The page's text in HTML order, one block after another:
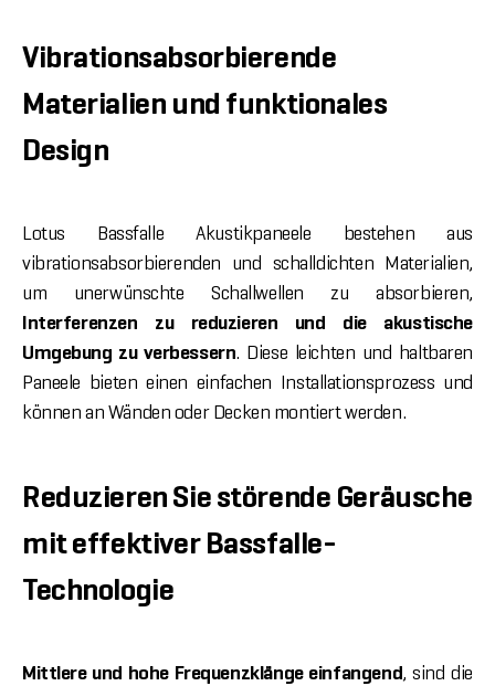
Vibrationsabsorbierende
Materialien und funktionales
Design
Lotus Bassfalle Akustikpaneele bestehen aus
vibrationsabsorbierenden und schalldichten Materialien,
um unerwünschte Schallwellen zu absorbieren,
Interferenzen zu reduzieren und die akustische
Umgebung zu verbessern. Diese leichten und haltbaren
Paneele bieten einen einfachen Installationsprozess und
können an Wänden oder Decken montiert werden.
Reduzieren Sie störende Geräusche
mit effektiver Bassfalle-
Technologie
Mittlere und hohe Frequenzklänge einfangend, sind die